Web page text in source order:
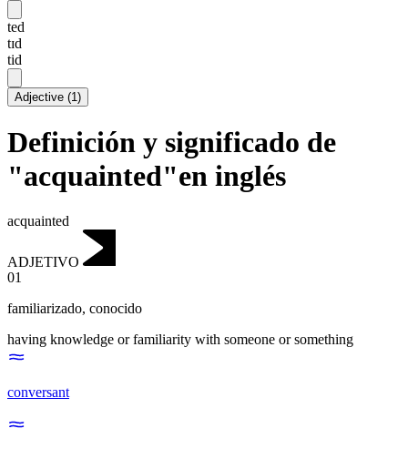
ted
tɪd
tid
Adjective (1)
Definición y significado de
"acquainted"en inglés
acquainted
ADJETIVO
01
familiarizado, conocido
having knowledge or familiarity with someone or something
conversant